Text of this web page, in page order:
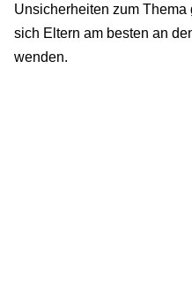
Unsicherheiten zum
sich Eltern am besten an
wenden.